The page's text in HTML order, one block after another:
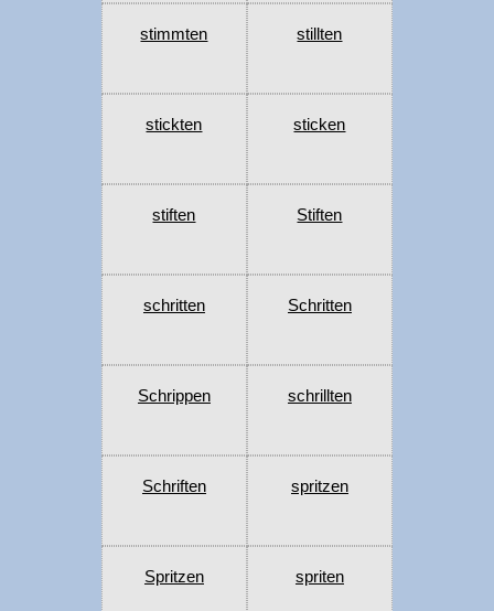
stimmten stillten
stickten sticken
stiften Stiften
schritten Schritten
Schrippen schrillten
Schriften spritzen
Spritzen spriten